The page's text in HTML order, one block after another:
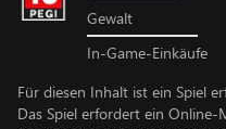
Gewalt
In-Game-Einkäufe
Für diesen Inhalt ist ein Spiel
Das Spiel erfordert ein